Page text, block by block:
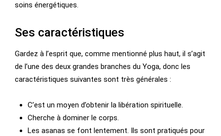
soins énergétiques.
Ses caractéristiques
Gardez à l’esprit que, comme mentionné plus haut, il s’agit
de l’une des deux grandes branches du Yoga, donc les
caractéristiques suivantes sont très générales :
C’est un moyen d’obtenir la libération spirituelle.
Cherche à dominer le corps.
Les asanas se font lentement. Ils sont pratiqués pour